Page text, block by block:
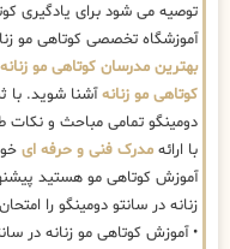
توصیه می شود برای یادگیری
آموزشگاه تخصصی کوتاهی مو
بهترین مدرسان کوتاهی مو زنانه
کوتاهی مو زنانهآشنا شوید. با
دومینگو تمامی مباحث و نکات
با ارائه مدرک فنی و حرفه ای
آموزش کوتاهی مو هستید
زنانه در سانتو دومینگو را
• آموزش کوتاهی مو زنانه در